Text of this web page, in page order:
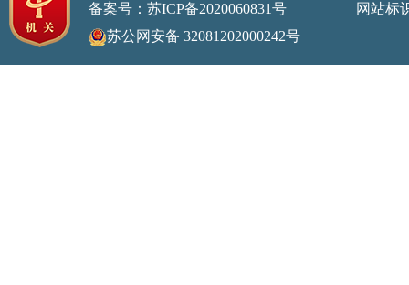
备案号：苏ICP备2020060831号
网站标识码
苏公网安备 32081202000242号